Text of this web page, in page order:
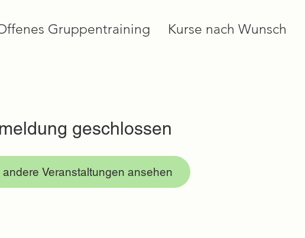
Gruppentraining Kurse nach Wunsch
geschlossen
andere Veranstaltungen ansehen